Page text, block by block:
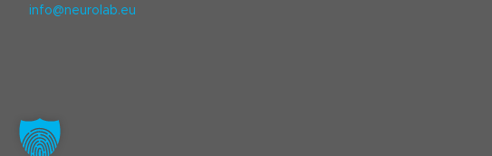
info@neurolab.eu